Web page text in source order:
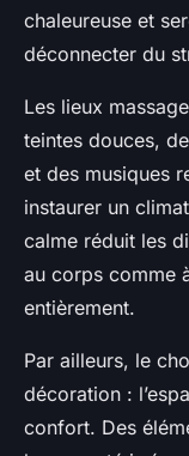
chaleureuse et
déconnecter du
Les lieux
teintes douces,
et des musiques
instaurer un
calme réduit les
au corps comme
entièrement.
Par ailleurs, le
décoration :
confort. Des